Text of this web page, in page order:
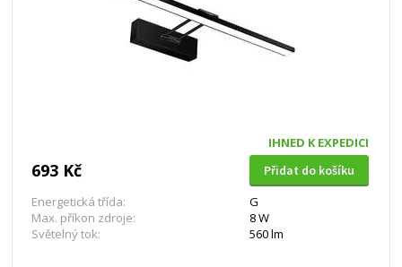
IHNED K EXPEDICI
693 Kč
Přidat do košíku
Energetická třída:
G
Max. příkon zdroje:
8 W
Světelný tok:
560 lm